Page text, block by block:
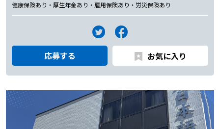
健康保険あり・厚生年金あり・雇用保険あり・労災保険あり
応募する お気に入り